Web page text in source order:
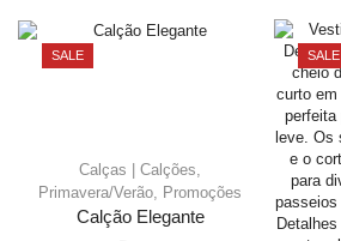
SALE
Calças | Calções,
Primavera/Verão, Promoções
Calção Elegante
SALE